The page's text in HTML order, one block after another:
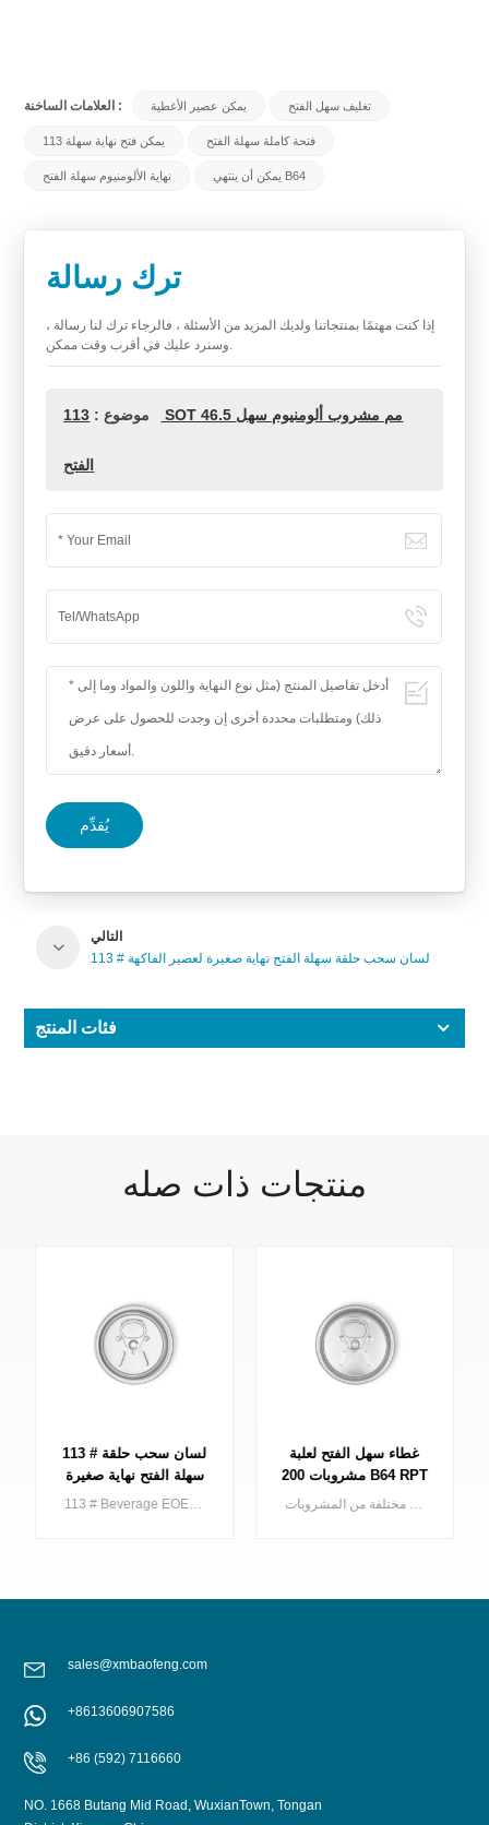
العلامات الساخنة : يمكن عصير الأغطية تغليف سهل الفتح
113 يمكن فتح نهاية سهلة فتحة كاملة سهلة الفتح
نهاية الألومنيوم سهلة الفتح يمكن أن ينتهي B64
ترك رسالة
إذا كنت مهتمًا بمنتجاتنا ولديك المزيد من الأسئلة ، فالرجاء ترك لنا رسالة ،
وسنرد عليك في أقرب وقت ممكن.
موضوع : 113 SOT 46.5 مم مشروب ألومنيوم سهل
الفتح
يُقدِّم
التالي
113 # لسان سحب حلقة سهلة الفتح نهاية صغيرة لعصير الفاكهة
فئات المنتج
منتجات ذات صله
غطاء سهل الفتح لعلبة
مشروبات 200 B64 RPT
SOE فضي
غطاء ألومنيوم سهل الفتح بقطر 200 مم (فتحة قياسية/صغيرة) لقطعتين، يمكن استخدامه في أنواع مختلفة من المشروبات
سهلة الفتح ، غطاء 200
B64 SOT SOE تغليف
معدني
يمكن استخدام غطاء من الألمنيوم 200 ديا سهل الفتح (فتحة قياسية / صغيرة) لـ 2 قطعة في أنواع مختلفة من المشروبات
sales@xmbaofeng.com
+8613606907586
+86 (592) 7116660
NO. 1668 Butang Mid Road, WuxianTown, Tongan